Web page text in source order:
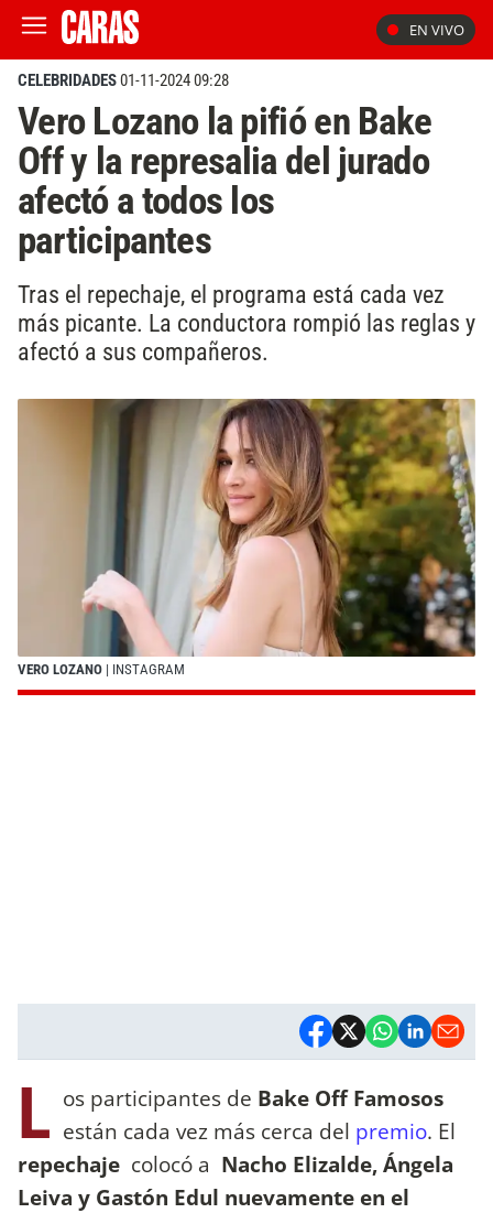
EN VIVO
CELEBRIDADES01-11-2024 09:28
Vero Lozano la pifió en Bake
Off y la represalia del jurado
afectó a todos los
participantes
Tras el repechaje, el programa está cada vez
más picante. La conductora rompió las reglas y
afectó a sus compañeros.
VERO LOZANO | INSTAGRAM
L os participantes de Bake Off Famosos
están cada vez más cerca del premio. El
repechaje colocó a Nacho Elizalde, Ángela
Leiva y Gastón Edul nuevamente en el